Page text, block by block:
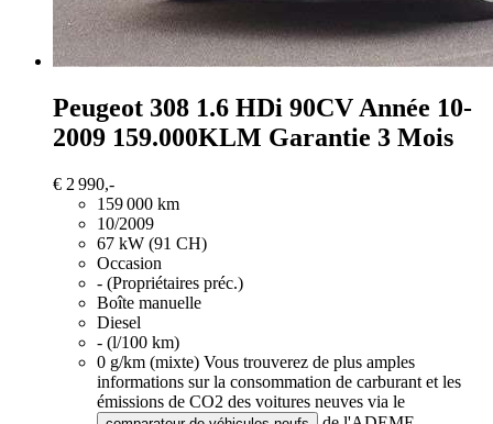
Peugeot 308 1.6 HDi 90CV Année 10-
2009 159.000KLM Garantie 3 Mois
€ 2 990,-
159 000 km
10/2009
67 kW (91 CH)
Occasion
- (Propriétaires préc.)
Boîte manuelle
Diesel
- (l/100 km)
0 g/km (mixte) Vous trouverez de plus amples
informations sur la consommation de carburant et les
émissions de CO2 des voitures neuves via le